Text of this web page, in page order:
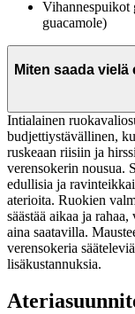
Vihannespuikot
guacamole)
Miten saada
Intialainen
budjettiystävällinen,
ruskeaan riisiin ja
verensokerin nousua.
edullisia ja
aterioita. Ruokien
säästää aikaa ja
aina saatavilla.
verensokeria
lisäkustannuksia.